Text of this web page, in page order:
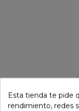
Esta tienda te pide
rendimiento, redes